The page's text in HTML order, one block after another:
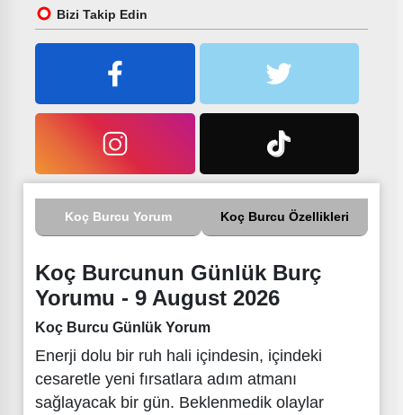
Bizi Takip Edin
Koç Burcu Yorum Koç Burcu Özellikleri
Koç Burcunun Günlük Burç
Yorumu - 9 August 2026
Koç Burcu Günlük Yorum
Enerji dolu bir ruh hali içindesin, içindeki
cesaretle yeni fırsatlara adım atmanı
sağlayacak bir gün. Beklenmedik olaylar